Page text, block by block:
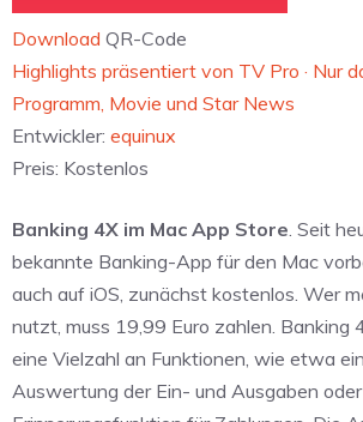
Download QR-Code
‎Highlights präsentiert von TV Pro · Nur
Programm, Movie und Star News
Entwickler: equinux
Preis: Kostenlos
Banking 4X im Mac App Store. Seit
bekannte Banking-App für den Mac
auch auf iOS, zunächst kostenlos. Wer
nutzt, muss 19,99 Euro zahlen. Banking
eine Vielzahl an Funktionen, wie etwa
Auswertung der Ein- und Ausgaben